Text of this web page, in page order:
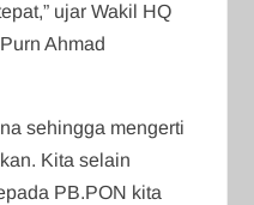
ujar Wakil HQ
Ahmad
sehingga mengerti
Kita selain
PB.PON kita